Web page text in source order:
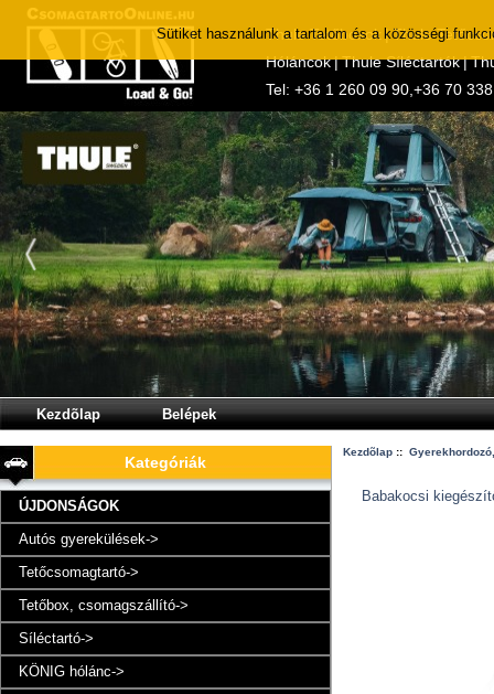
Thule Tetőboxok |Thule
Hóláncok|Thule Síléctartók|
Tel: +36 1 260 09 90 +36 70
Kezdõlap Belépek
Kategóriák
ÚJDONSÁGOK
Autós gyerekülések->
Tetőcsomagtartó->
Tetőbox, csomagszállító->
Síléctartó->
KÖNIG hólánc->
Kezdõlap ::
Babakocsi
Sütiket használunk a tartalom és a közösségi